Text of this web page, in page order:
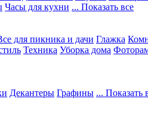
Часы для кухни ... Показать все
для пикника и дачи Глажка
Техника Уборка дома
Декантеры Графины ... Показать